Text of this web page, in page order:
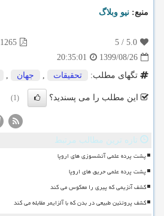
منبع: نیو وبلاگ
5.0
/
5
1265
1399/08/26
20:35:01
تگهای مطلب:
تحقیقات , جهان ,
این مطلب را می پسندید؟ (1)
تازه ترین مطالب مرتبط
پشت پرده علمی آتشسوزی های اروپا
پشت پرده علمی حریق های اروپا
کشف آنزیمی که پیری را معکوس می کند
کشف پروتئین طبیعی در بدن که با آلزایمر مقابله می کند